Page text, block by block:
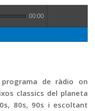
00:00
de ràdio on
classics del planeta
80s, 90s i escoltant